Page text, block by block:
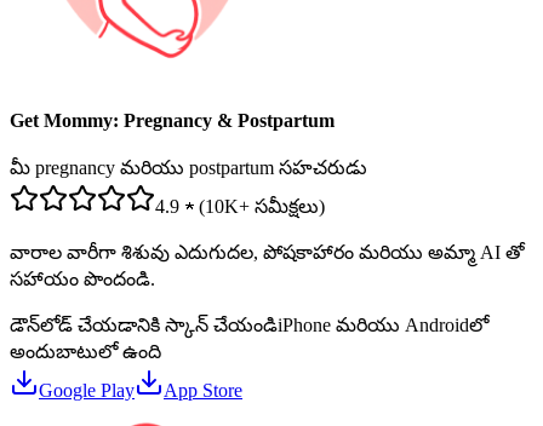
Get Mommy: Pregnancy & Postpartum
మీ pregnancy మరియు postpartum సహచరుడు
4.9 ★ (10K+ సమీక్షలు)
వారాల వారీగా శిశువు ఎదుగుదల, పోషకాహారం మరియు అమ్మా AI తో
సహాయం పొందండి.
డౌన్‌లోడ్ చేయడానికి స్కాన్ చేయండిiPhone మరియు Androidలో
అందుబాటులో ఉంది
Google Play
App Store